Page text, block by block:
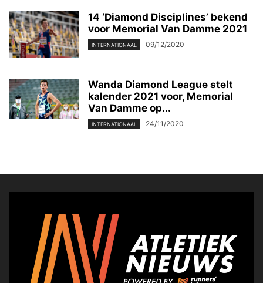
14 ‘Diamond Disciplines’ bekend
voor Memorial Van Damme 2021
INTERNATIONAAL 09/12/2020
Wanda Diamond League stelt
kalender 2021 voor, Memorial
Van Damme op...
INTERNATIONAAL 24/11/2020